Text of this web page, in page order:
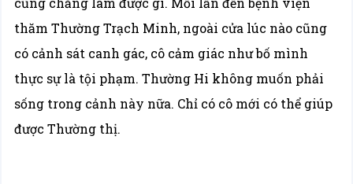
thăm Thường Trạch Minh, ngoài cửa lúc nào cũng
có cảnh sát canh gác, cô cảm giác như bố mình
thực sự là tội phạm. Thường Hi không muốn phải
sống trong cảnh này nữa. Chỉ có cô mới có thể giúp
được Thường thị.